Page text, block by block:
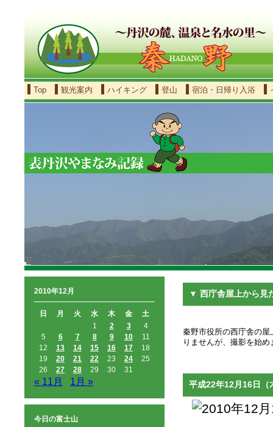
Top 観光案内 ハイキング 登山 宿泊・日帰り入浴
2010年12月
日 月 火 水 木 金
土
1
2 3
4
5
6 7 8 9 10
11
12
13 14 15 16 17
18
19
20 21 22 23 24
25
26
27 28 29 30 31
« 11月 1月 »
今日の富士山
▼ 西庁舎屋上から見
秦野市役所の西庁舎の
りませんが、撮影を始
平成22年12月16日